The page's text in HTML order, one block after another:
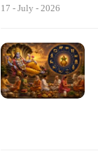
17 - July - 2026